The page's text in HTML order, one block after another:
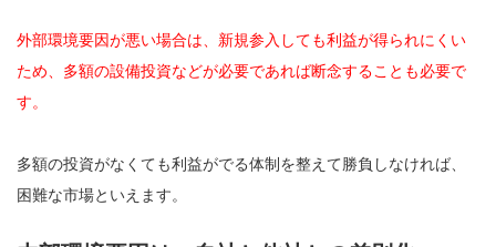
外部環境要因が悪い場合は、新規参入しても利益が得られにくい
ため、多額の設備投資などが必要であれば断念することも必要で
す。
多額の投資がなくても利益がでる体制を整えて勝負しなければ、
困難な市場といえます。